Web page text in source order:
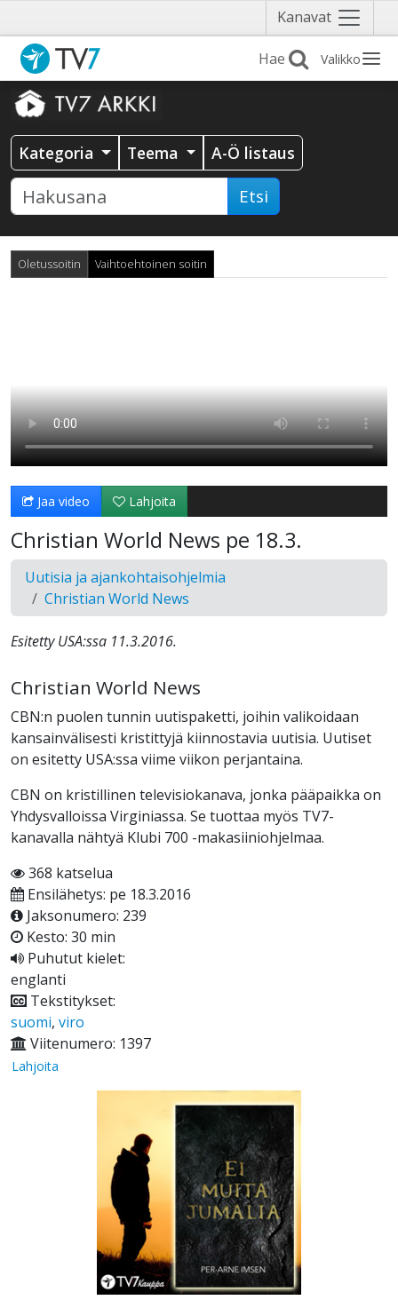
Kanavat Näytä
valikko
Valikko
Kategoria Teema A-Ö listaus
Etsi
Oletussoitin Vaihtoehtoinen soitin
Jaa video Lahjoita
Christian World News pe 18.3.
Uutisia ja ajankohtaisohjelmia
Christian World News
Esitetty USA:ssa 11.3.2016.
Christian World News
CBN:n puolen tunnin uutispaketti, joihin valikoidaan
kansainvälisesti kristittyjä kiinnostavia uutisia. Uutiset
on esitetty USA:ssa viime viikon perjantaina.
CBN on kristillinen televisiokanava, jonka pääpaikka on
Yhdysvalloissa Virginiassa. Se tuottaa myös TV7-
kanavalla nähtyä Klubi 700 -makasiiniohjelmaa.
368 katselua
Ensilähetys: pe 18.3.2016
Jaksonumero: 239
Kesto: 30 min
Puhutut kielet:
englanti
Tekstitykset:
suomi, viro
Viitenumero: 1397
Lahjoita